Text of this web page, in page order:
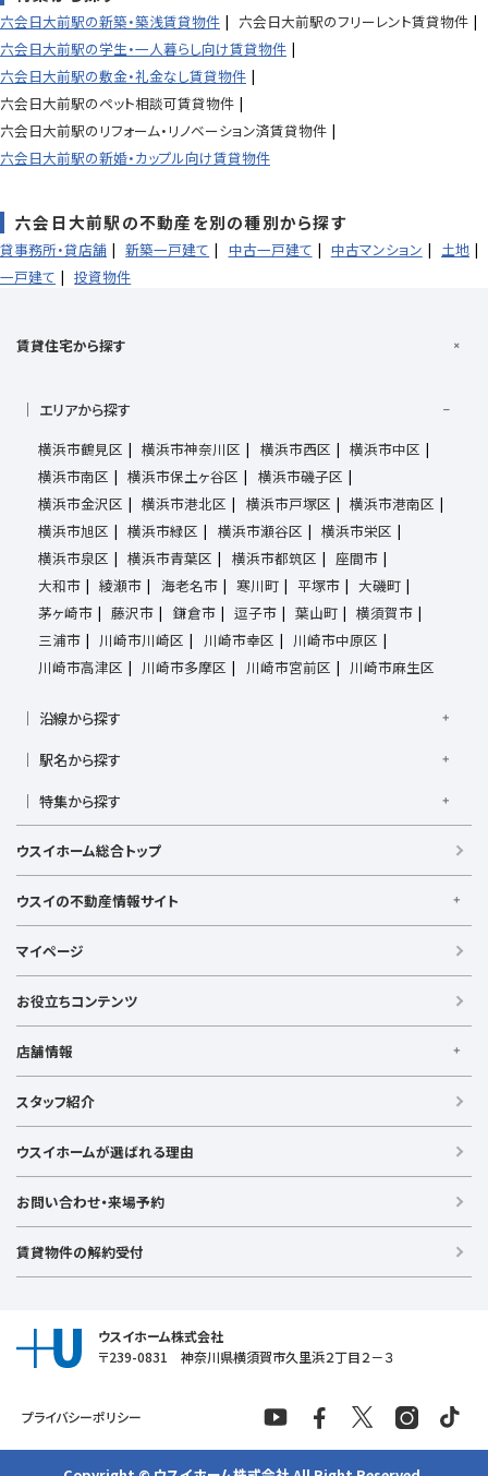
六会日大前駅の新築・築浅賃貸物件
六会日大前駅のフリーレント賃貸物件
六会日大前駅の学生・一人暮らし向け賃貸物件
六会日大前駅の敷金・礼金なし賃貸物件
六会日大前駅のペット相談可賃貸物件
六会日大前駅のリフォーム・リノベーション済賃貸物件
六会日大前駅の新婚・カップル向け賃貸物件
六会日大前駅の不動産を別の種別から探す
貸事務所・貸店舗 新築一戸建て 中古一戸建て 中古マンション
土地
一戸建て
投資物件
賃貸住宅から探す
エリアから探す
横浜市鶴見区
横浜市神奈川区 横浜市西区
横浜市中区
横浜市南区
横浜市保土ヶ谷区
横浜市磯子区
横浜市金沢区
横浜市港北区 横浜市戸塚区
横浜市港南区
横浜市旭区
横浜市緑区 横浜市瀬谷区
横浜市栄区
横浜市泉区
横浜市青葉区 横浜市都筑区
座間市
大和市
綾瀬市 海老名市 寒川町 平塚市
大磯町
茅ヶ崎市
藤沢市 鎌倉市 逗子市 葉山町
横須賀市
三浦市
川崎市川崎区 川崎市幸区
川崎市中原区
川崎市高津区
川崎市多摩区 川崎市宮前区 川崎市麻生区
沿線から探す
横須賀線
湘南新宿ライン高海
京急本線
京急久里浜線 京急逗子線
小田急小田原線
小田急江ノ島線
ブルーライン
みなとみらい線
金沢シーサイドライン
相鉄本線
相鉄いずみ野線
相模鉄道新横浜線
駅名から探す
上大岡駅
港南台駅
小机駅
逗子駅
センター南 中央林間駅 辻堂駅
戸塚駅
根岸駅
平塚駅 藤沢駅
横須賀中央駅
横浜駅
特集から探す
新築・築浅
フリーレント
学生・一人暮らし向け
敷金・礼金なし
ペット相談可
ウスイホーム総合トップ
ウスイの不動産情報サイト
【借りる】
賃貸住宅
事業用賃貸
【買う】
新築戸建て
土地
投資物件
ラグジュアリー物件
【売る】
マイページ
お役立ちコンテンツ
店舗情報
【横浜エリア】
金沢文庫店
上大岡店 戸塚店 新横浜店
港北ニュータウン店
【湘南エリア】
追浜店
衣笠店
横須賀中央店
スタッフ紹介
ウスイホームが選ばれる理由
お問い合わせ・来場予約
賃貸物件の解約受付
ウスイホーム株式会社
〒239-0831 神奈川県横須賀市久里浜２丁目２－３
プライバシーポリシー